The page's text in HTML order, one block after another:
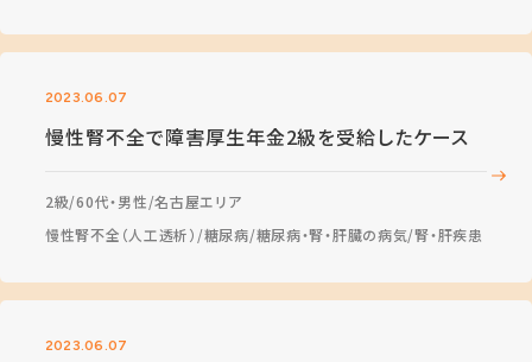
2023.06.07
慢性腎不全で障害厚生年金2級を受給したケース
2級 60代・男性 名古屋エリア
慢性腎不全（人工透析） 糖尿病 糖尿病・腎・肝臓の病気 腎・肝疾患
2023.06.07